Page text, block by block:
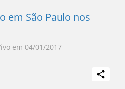
em São Paulo nos
em 04/01/2017